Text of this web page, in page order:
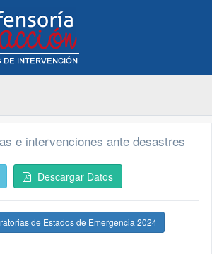
e intervenciones ante desastres
Descargar Datos
de Estados de Emergencia 2024